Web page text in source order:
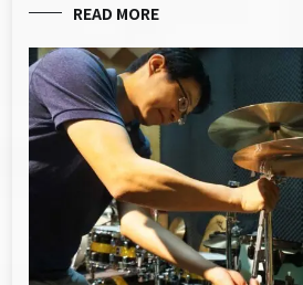
READ MORE